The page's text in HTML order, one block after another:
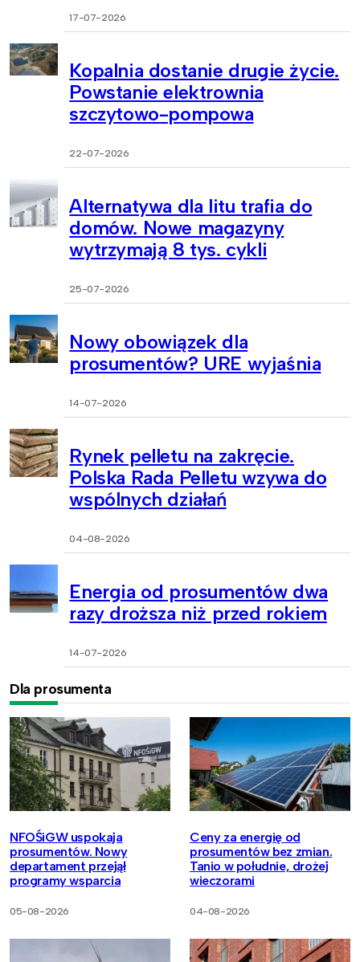
17-07-2026
Kopalnia dostanie drugie życie.
Powstanie elektrownia
szczytowo-pompowa
22-07-2026
Alternatywa dla litu trafia do
domów. Nowe magazyny
wytrzymają 8 tys. cykli
25-07-2026
Nowy obowiązek dla
prosumentów? URE wyjaśnia
14-07-2026
Rynek pelletu na zakręcie.
Polska Rada Pelletu wzywa do
wspólnych działań
04-08-2026
Energia od prosumentów dwa
razy droższa niż przed rokiem
14-07-2026
Dla prosumenta
NFOŚiGW uspokaja
prosumentów. Nowy
departament przejął
programy wsparcia
05-08-2026
Ceny za energię od
prosumentów bez zmian.
Tanio w południe, drożej
wieczorami
04-08-2026